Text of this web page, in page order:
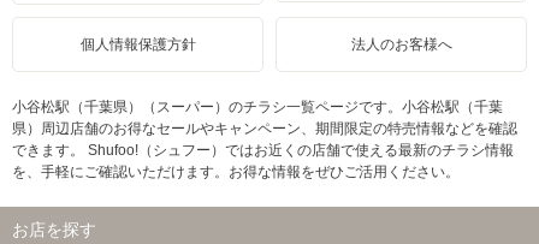
個人情報保護方針 法人のお客様へ
小谷松駅（千葉県）（スーパー）のチラシ一覧ページです。小谷松駅（千葉
県）周辺店舗のお得なセールやキャンペーン、期間限定の特売情報などを確認
できます。 Shufoo!（シュフー）ではお近くの店舗で使える最新のチラシ情報
を、手軽にご確認いただけます。お得な情報をぜひご活用ください。
お店を探す